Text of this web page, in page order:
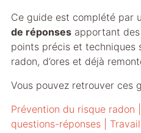
Ce guide est complété par
de réponsesapportant des
points précis et techniques
radon, d’ores et déjà
Vous pouvez retrouver ces
Prévention du risque radon
questions-réponses |